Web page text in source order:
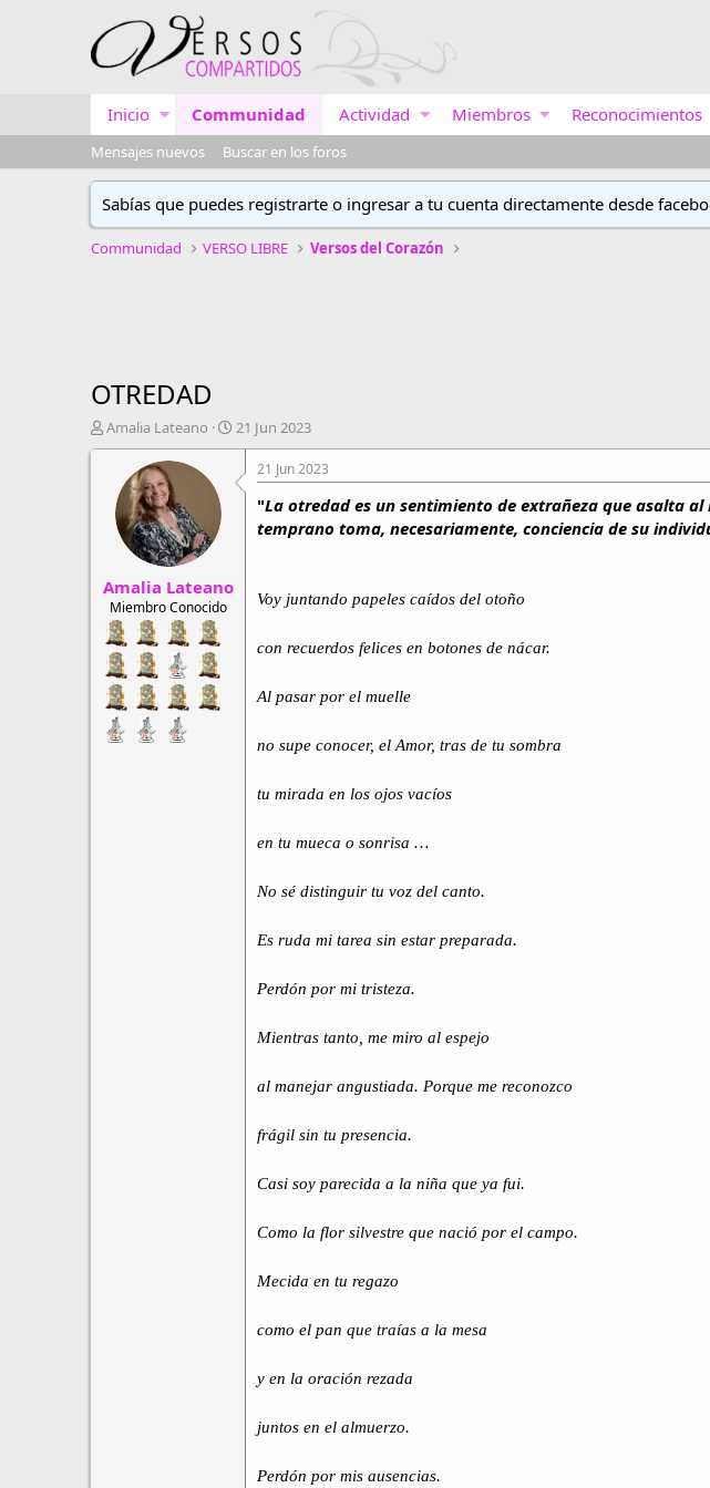
Inicio Communidad Actividad Miembros Reconocimientos
Mensajes nuevos Buscar en los foros
Sabías que puedes registrarte o ingresar a tu cuenta directamente desde
Communidad VERSO LIBRE Versos del Corazón
OTREDAD
A
u
i
o
Amalia Lateano
F
e
h
21 Jun 2023
Amalia Lateano
Miembro Conocido
21 Jun 2023
"La otredad es un sentimiento de extrañeza que asalta
temprano toma, necesariamente, conciencia de su
Voy juntando papeles caídos del otoño
con recuerdos felices en botones de nácar.
Al pasar por el muelle
no supe conocer, el Amor, tras de tu sombra
tu mirada en los ojos vacíos
en tu mueca o sonrisa …
No sé distinguir tu voz del canto.
Es ruda mi tarea sin estar preparada.
Perdón por mi tristeza.
Mientras tanto, me miro al espejo
al manejar angustiada. Porque me reconozco
frágil sin tu presencia.
Casi soy parecida a la niña que ya fui.
Como la flor silvestre que nació por el campo.
Mecida en tu regazo
como el pan que traías a la mesa
y en la oración rezada
juntos en el almuerzo.
Perdón por mis ausencias.